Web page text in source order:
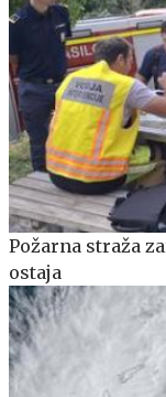
Požarna straža
ostaja